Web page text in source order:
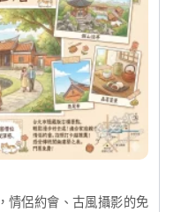
情侶約會、古風攝影的免